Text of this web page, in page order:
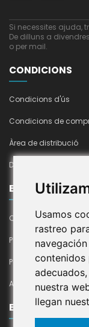
Usamos
rastreo
contenidos
nuestra
llegan
EL MEU COMPTE
EMPRESA
Qui Som
Política De Cookies
Política De Privacitat
Avís Legal
CONDICIONS
Condicions d'ús
Condicions de
Àrea de distribució
Declaració
Si necessites ajuda,
De dilluns a
o per mail.